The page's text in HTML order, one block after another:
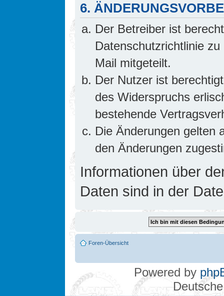
6.
Der Betreiber ist
Datenschutzrichtlinie
Mail mitgeteilt.
Der Nutzer ist
des Widerspruchs
bestehende
Die Änderungen gelten
den Änderungen
Informationen über
Daten sind in der
Foren-Übersicht
Powered by